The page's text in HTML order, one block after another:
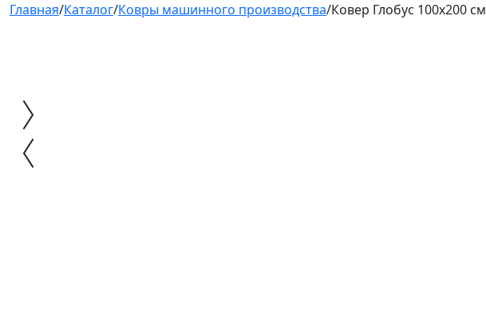
Главная/Каталог/Ковры машинного производства/Ковер Глобус 100х200 см